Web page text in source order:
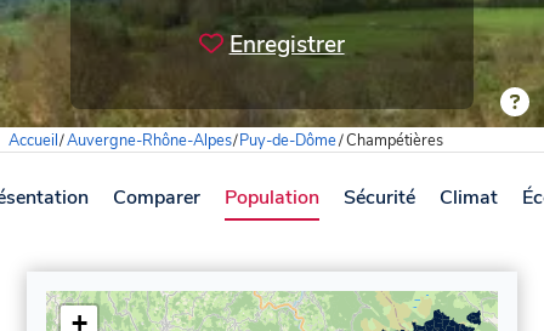
Enregistrer
Accueil/Auvergne-Rhône-Alpes/Puy-de-Dôme/Champétières
Comparer Population Sécurité Climat
+